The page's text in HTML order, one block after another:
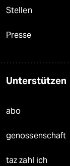
Stellen
Presse
Unterstützen
abo
genossenschaft
taz zahl ich